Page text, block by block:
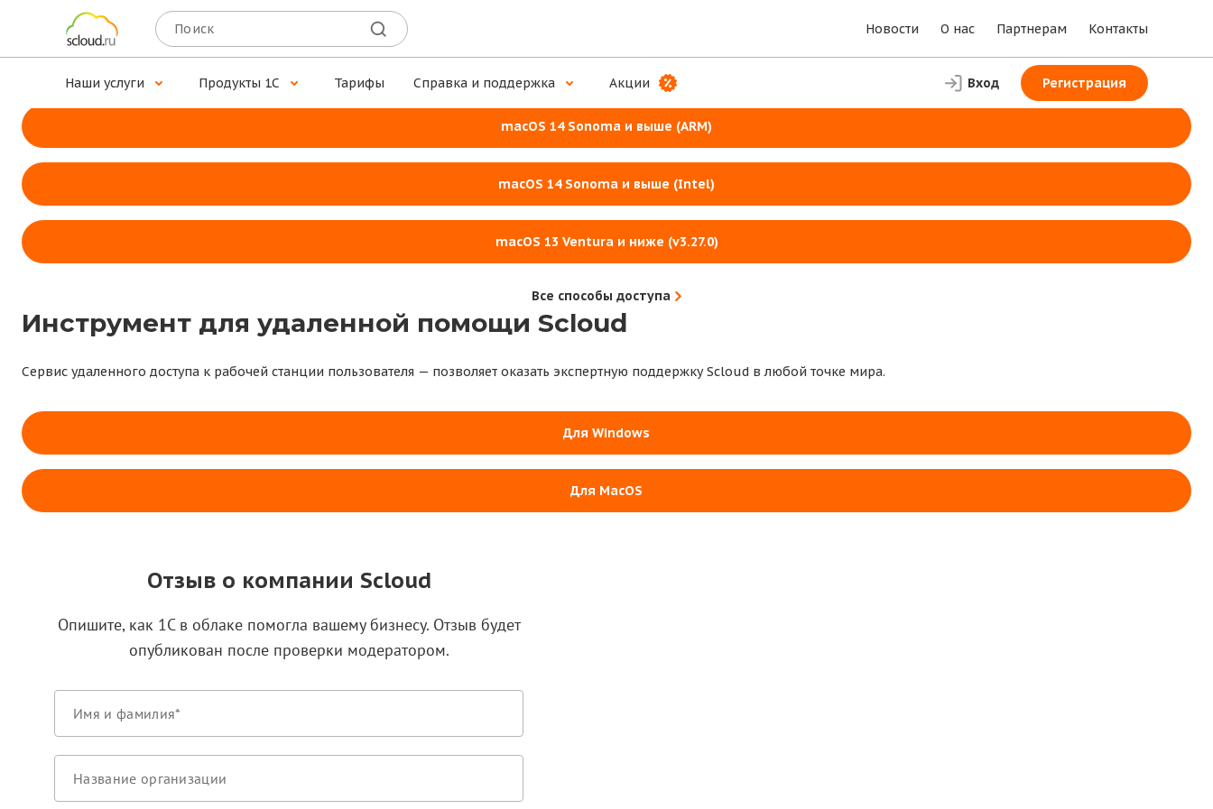
Доступ к 1С для MacOS
macOS 14 Sonoma и выше (ARM)
macOS 14 Sonoma и выше (Intel)
macOS 13 Ventura и ниже (v3.27.0)
Все способы доступа
Инструмент для удаленной помощи Scloud
Сервис удаленного доступа к рабочей станции пользователя — позволяет оказать экспертную поддержку Scloud в любой точке мира.
Для Windows
Для MacOS
Новости О нас Партнерам Контакты
Наши услуги Продукты 1С Тарифы Справка и поддержка Акции Вход Регистрация
Отзыв о компании Scloud
Опишите, как 1С в облаке помогла вашему бизнесу. Отзыв будет
опубликован после проверки модератором.